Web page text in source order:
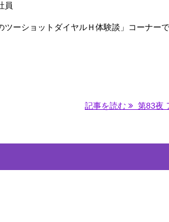
員
ーショットダイヤルＨ体験談」コーナー
記事を読む 第83夜